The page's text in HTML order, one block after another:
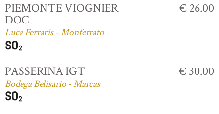
PIEMONTE VIOGNIER
DOC
Luca Ferraris - Monferrato
€ 26.00
PASSERINA IGT
Bodega Belisario - Marcas
€ 30.00